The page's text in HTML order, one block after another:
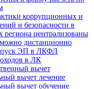
коррупционных и
и безопасности в
региона централизованы
дистанционно
ЭП в ЛКФЛ
в ЛК
вычет
вычет лечение
вычет обучение